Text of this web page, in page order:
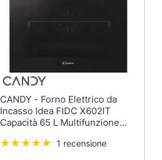
CANDY - Forno Elettrico da
Incasso Idea FIDC X602IT
Capacità 65 L Multifunzione
1 recensione